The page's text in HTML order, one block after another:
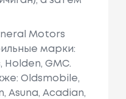
Motors
марки:
Holden, GMC.
Oldsmobile,
Asuna, Acadian,